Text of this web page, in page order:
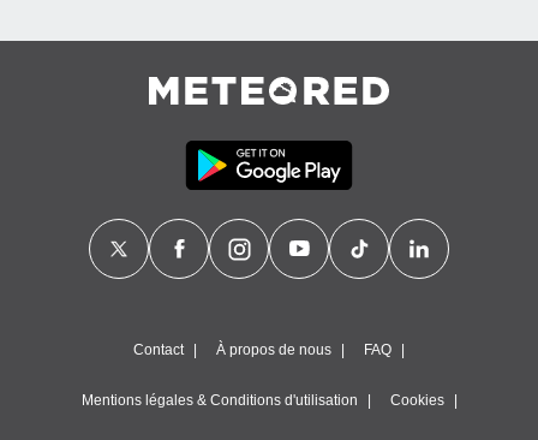
Contact À propos de nous FAQ
Mentions légales & Conditions d'utilisation Cookies